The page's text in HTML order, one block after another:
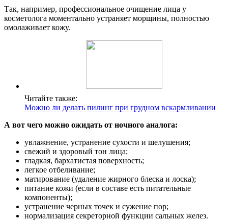
Так, например, профессиональное очищение лица у
косметолога моментально устраняет морщины, полностью
омолаживает кожу.
Читайте также:
Можно ли делать пилинг при грудном вскармливании
А вот чего можно ожидать от ночного аналога:
увлажнение, устранение сухости и шелушения;
свежий и здоровый тон лица;
гладкая, бархатистая поверхность;
легкое отбеливание;
матирование (удаление жирного блеска и лоска);
питание кожи (если в составе есть питательные
компоненты);
устранение черных точек и сужение пор;
нормализация секреторной функции сальных желез.